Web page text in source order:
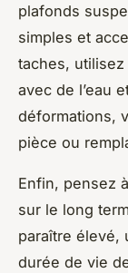
plafonds
simples et
taches,
avec de l’eau
déformations,
pièce ou
Enfin, pensez à
sur le long
paraître élevé,
durée de vie